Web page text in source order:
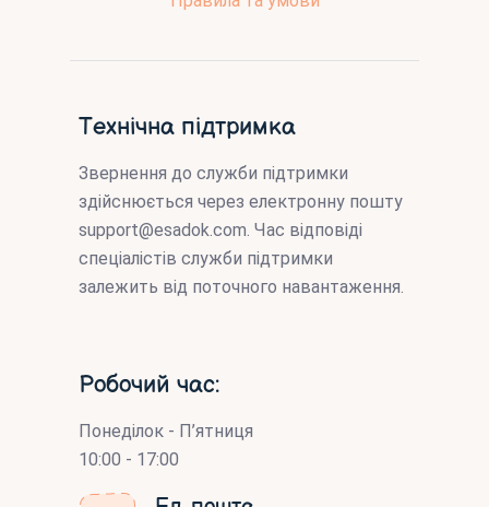
Технічна підтримка
Звернення до служби підтримки
здійснюється через електронну пошту
support@esadok.com. Час відповіді
спеціалістів служби підтримки
залежить від поточного навантаження.
Робочий час:
Понеділок - П’ятниця
10:00 - 17:00